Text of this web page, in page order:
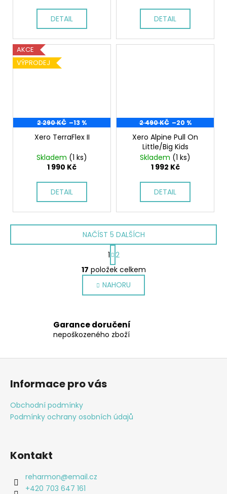
DETAIL DETAIL
AKCE
VÝPRODEJ
2 290 KČ –13 %
Xero TerraFlex II
Skladem (1 ks)
1 990 Kč
DETAIL
2 490 KČ –20 %
Xero Alpine Pull On
Little/Big Kids
Skladem (1 ks)
1 992 Kč
DETAIL
O
v
l
á
a
c
p
v
ý
NAČÍST 5 DALŠÍCH
S
t
r
á
n
k
á
n
1 2
17 položek celkem
NAHORU
Garance doručení
nepoškozeného zboží
Informace pro vás
Obchodní podmínky
Podmínky ochrany osobních údajů
Kontakt
reharmon@email.cz
+420 703 647 161